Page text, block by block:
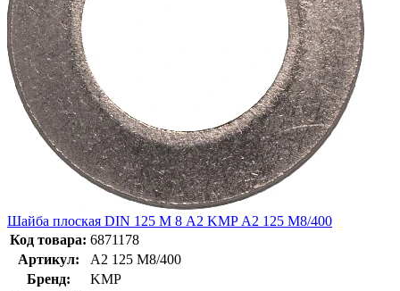
Шайба плоская DIN 125 М 8 A2 KMP А2 125 М8/400
Код товара: 6871178
Артикул:
А2 125 М8/400
Бренд:
KMP